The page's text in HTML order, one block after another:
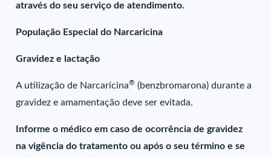
através do seu serviço de atendimento.
População Especial do Narcaricina
Gravidez e lactação
A utilização de Narcaricina® (benzbromarona) durante a
gravidez e amamentação deve ser evitada.
Informe o médico em caso de ocorrência de gravidez
na vigência do tratamento ou após o seu término e se